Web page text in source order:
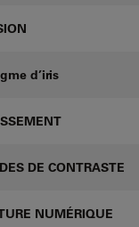
d’iris
DE CONTRASTE
NUMÉRIQUE